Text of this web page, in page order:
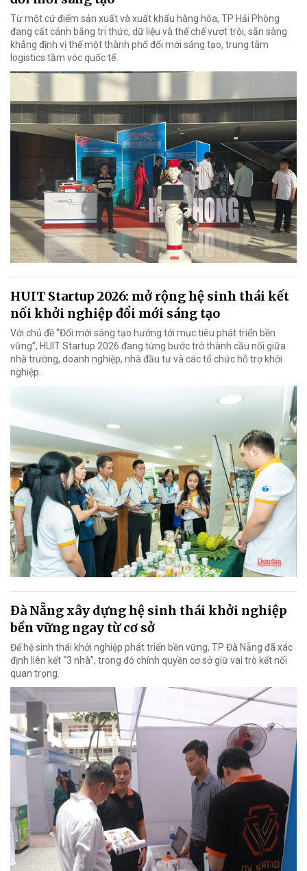
Từ một cứ điểm sản xuất và xuất khẩu hàng hóa, TP Hải Phòng
đang cất cánh bằng tri thức, dữ liệu và thể chế vượt trội, sẵn sàng
khẳng định vị thế một thành phố đổi mới sáng tạo, trung tâm
logistics tầm vóc quốc tế.
HUIT Startup 2026: mở rộng hệ sinh thái kết
nối khởi nghiệp đổi mới sáng tạo
Với chủ đề “Đổi mới sáng tạo hướng tới mục tiêu phát triển bền
vững”, HUIT Startup 2026 đang từng bước trở thành cầu nối giữa
nhà trường, doanh nghiệp, nhà đầu tư và các tổ chức hỗ trợ khởi
nghiệp.
Đà Nẵng xây dựng hệ sinh thái khởi nghiệp
bền vững ngay từ cơ sở
Để hệ sinh thái khởi nghiệp phát triển bền vững, TP Đà Nẵng đã xác
định liên kết “3 nhà”, trong đó chính quyền cơ sở giữ vai trò kết nối
quan trọng.